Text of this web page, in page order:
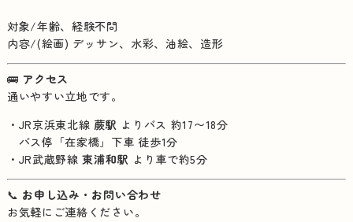
対象/年齢、経験不問
内容/(絵画) デッサン、水彩、油絵、造形
🚌 アクセス
通いやすい立地です。
・JR京浜東北線 蕨駅 よりバス 約17〜18分
バス停「在家橋」下車 徒歩1分
・JR武蔵野線東浦和駅 より車で約5分
📞 お申し込み・お問い合わせ
お気軽にご連絡ください。